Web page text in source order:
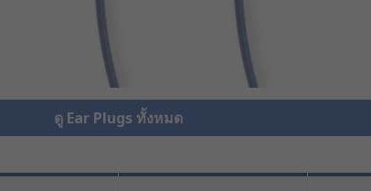
ดู Ear Plugs ทั้งหมด